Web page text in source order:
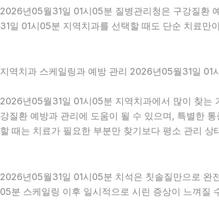
2026년05월31일 01시05분 질병관리청은 구강질환
31일 01시05분 지역치과를 선택할 때도 단순 치료
지역치과 스케일링과 예방 관리 2026년05월31일 01
2026년05월31일 01시05분 지역치과에서 많이 찾는
강질환 예방과 관리에 도움이 될 수 있으며, 특별한
할 때는 치료가 필요한 부분만 찾기보다 평소 관리
2026년05월31일 01시05분 치석은 칫솔질만으로 완
05분 스케일링 이후 일시적으로 시린 증상이 느껴질